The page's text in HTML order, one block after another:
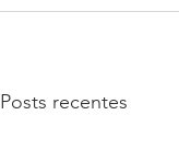
Posts recentes